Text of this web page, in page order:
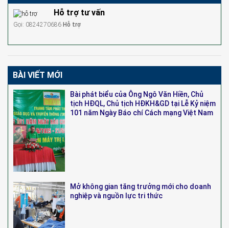
Hỗ trợ tư vấn
Gọi: 0824270686 Hỗ trợ
BÀI VIẾT MỚI
Bài phát biểu của Ông Ngô Văn Hiền, Chủ
tịch HĐQL, Chủ tịch HĐKH&GD tại Lễ Kỷ niệm
101 năm Ngày Báo chí Cách mạng Việt Nam
Mở không gian tăng trưởng mới cho doanh
nghiệp và nguồn lực tri thức